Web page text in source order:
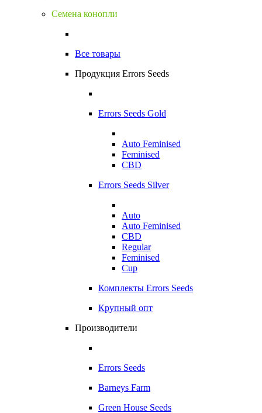
Семена конопли
Все товары
Продукция Errors Seeds
Errors Seeds Gold
Auto Feminised
Feminised
CBD
Errors Seeds Silver
Auto
Auto Feminised
CBD
Regular
Feminised
Cup
Комплекты Errors Seeds
Крупный опт
Производители
Errors Seeds
Barneys Farm
Green House Seeds